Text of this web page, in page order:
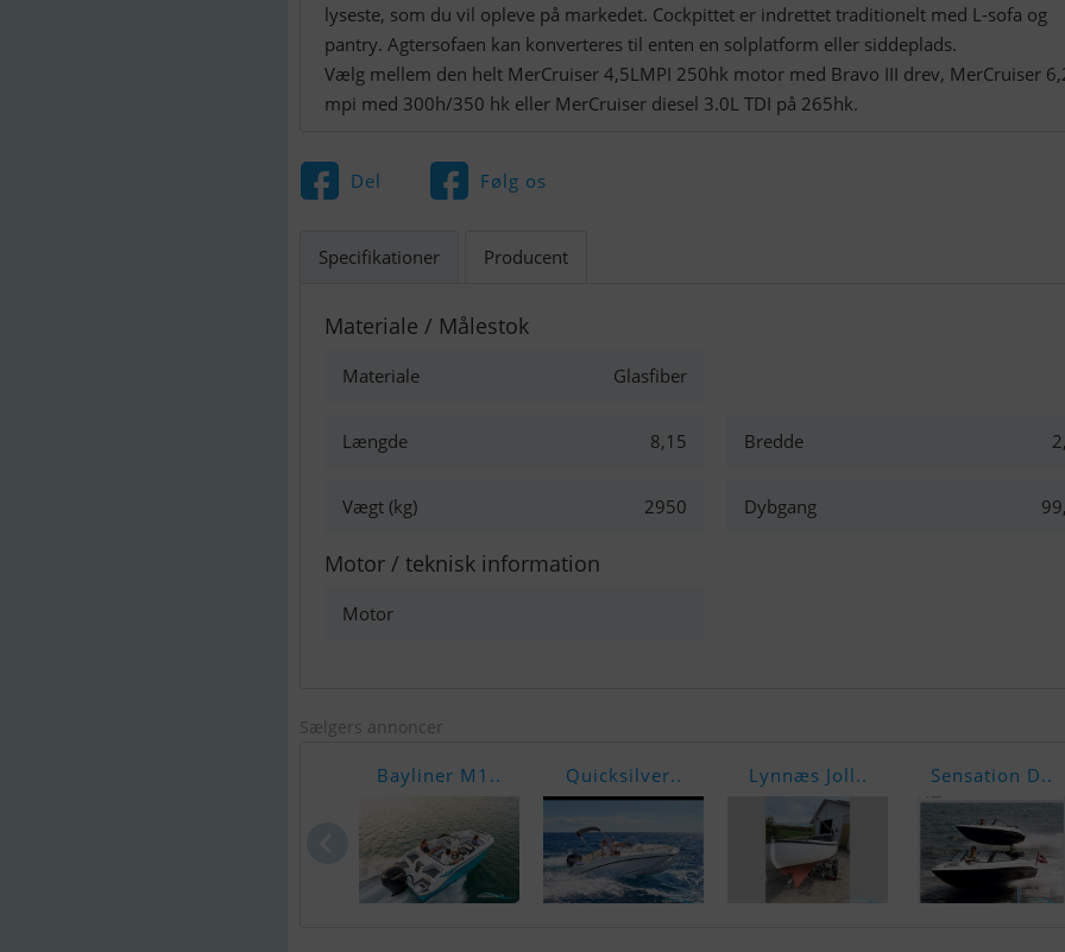
lyseste, som du vil opleve på markedet. Cockpittet er indrettet traditionelt med L-sofa og
pantry. Agtersofaen kan konverteres til enten en solplatform eller siddeplads.
Vælg mellem den helt MerCruiser 4,5LMPI 250hk motor med Bravo III drev, MerCruiser
mpi med 300h/350 hk eller MerCruiser diesel 3.0L TDI på 265hk.
Del Følg os
Specifikationer Producent
Materiale / Målestok
Materiale Glasfiber
Længde 8,15 Bredde
Vægt (kg) 2950 Dybgang
Motor / teknisk information
Motor
Sælgers annoncer
Bayliner M1.. Quicksilver.. Lynnæs Joll.. Sensation D..